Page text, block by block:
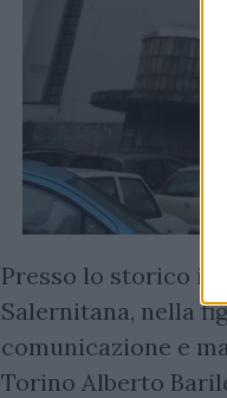
Presso lo storico
Salernitana, nella
comunicazione e
Torino Alberto